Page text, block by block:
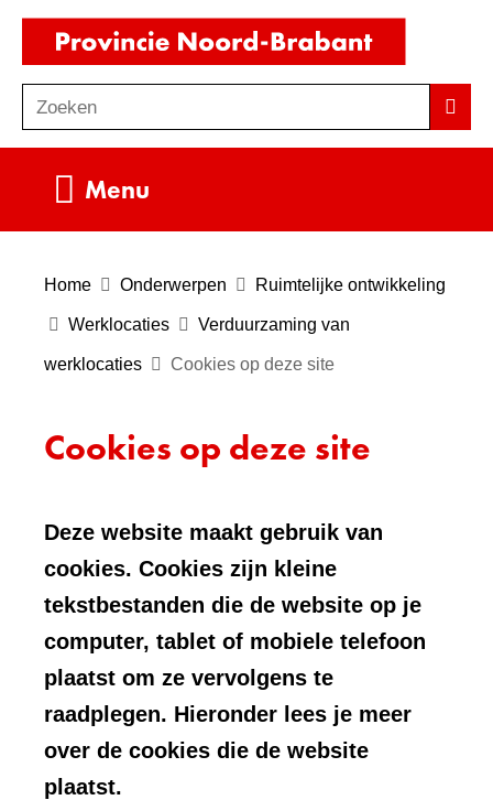
Ga
de
inhoud
o
e
Zoeken
Menu
Home Onderwerpen Ruimtelijke ontwikkeling
Werklocaties Verduurzaming van
werklocaties Cookies op deze site
Cookies op deze site
Deze website maakt gebruik van
cookies. Cookies zijn kleine
tekstbestanden die de website op je
computer, tablet of mobiele telefoon
plaatst om ze vervolgens te
raadplegen. Hieronder lees je meer
over de cookies die de website
plaatst.